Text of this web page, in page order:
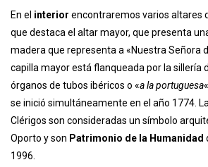
En elinteriorencontraremos varios altares
que destaca el altar mayor, que presenta
madera que representa a «Nuestra Señora
capilla mayor está flanqueada por la sillería
órganos de tubos ibéricos o «